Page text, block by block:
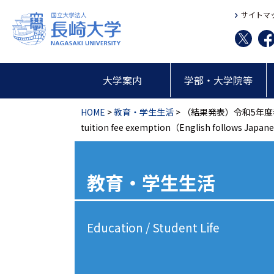
サイトマ
大学案内 学部・大学院等
HOME >教育・学生生活 > （結果発表）令和5年
tuition fee exemption（English follows
教育・学生生活
Education / Student Life